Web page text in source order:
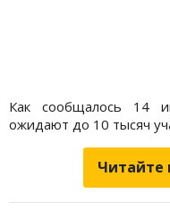
Как сообщалось 14
ожидают до 10 тысяч
Читайте